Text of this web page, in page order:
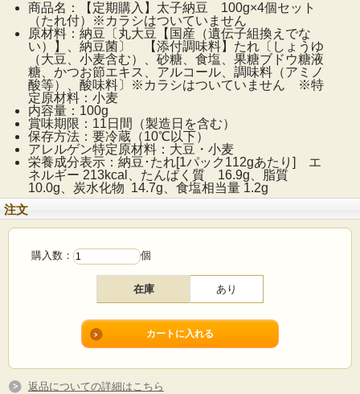
商品名：【定期購入】太子納豆 100g×4個セット
（たれ付）※カラシはついていません
原材料：納豆〔丸大豆【国産（遺伝子組換えでな
い）】、納豆菌〕 【添付調味料】たれ〔しょうゆ
（大豆、小麦含む）、砂糖、食塩、果糖ブドウ糖液
糖、かつお節エキス、アルコール、調味料（アミノ
酸等）、酸味料〕※カラシはついていません ※特
定原材料：小麦
内容量：100g
賞味期限：11日間（製造日を含む）
保存方法：要冷蔵（10℃以下）
アレルゲン特定原材料：大豆・小麦
栄養成分表示：納豆･たれ[1パック112gあたり] エ
ネルギー 213kcal、たんぱく質 16.9g、脂質
10.0g、炭水化物 14.7g、食塩相当量 1.2g
注文
購入数： 個
在庫 あり
返品についての詳細はこちら